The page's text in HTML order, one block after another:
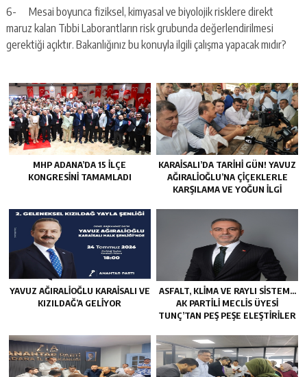
6- Mesai boyunca fiziksel, kimyasal ve biyolojik risklere direkt
maruz kalan Tıbbi Laborantların risk grubunda değerlendirilmesi
gerektiği açıktır. Bakanlığınız bu konuyla ilgili çalışma yapacak mıdır?
MHP ADANA’DA 15 İLÇE
KONGRESINI TAMAMLADI
KARAISALI’DA TARIHI GÜN! YAVUZ
AĞIRALIOĞLU’NA ÇIÇEKLERLE
KARŞILAMA VE YOĞUN İLGI
YAVUZ AĞIRALIOĞLU KARAISALI VE
KIZILDAĞ’A GELIYOR
ASFALT, KLIMA VE RAYLI SISTEM…
AK PARTILI MECLIS ÜYESI
TUNÇ’TAN PEŞ PEŞE ELEŞTIRILER